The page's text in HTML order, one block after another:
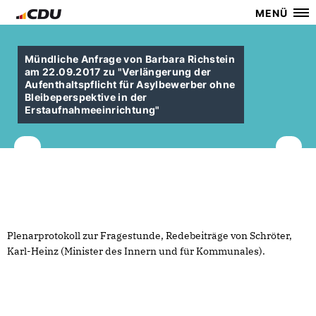
MENÜ
Mündliche Anfrage von Barbara Richstein
am 22.09.2017 zu "Verlängerung der
Aufenthaltspflicht für Asylbewerber ohne
Bleibeperspektive in der
Erstaufnahmeeinrichtung"
Plenarprotokoll zur Fragestunde, Redebeiträge von Schröter,
Karl-Heinz (Minister des Innern und für Kommunales).